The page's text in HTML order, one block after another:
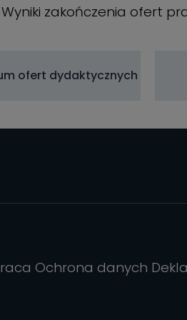
zakończenia ofert
ofert dydaktycznych
Ochrona danych